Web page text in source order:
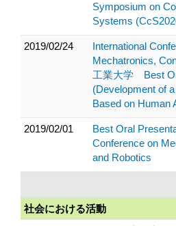
Symposium on
Systems
2019/02/24
International
Mechatronics,
工業大学 Best
(Development of
Based on Human
2019/02/01
Best Oral
Conference on
and Robotics
社会における活動